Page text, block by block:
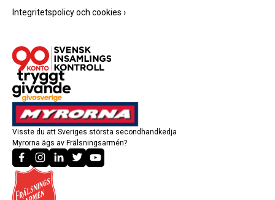
Integritetspolicy och cookies ›
Visste du att Sveriges största secondhandkedja
Myrorna ägs av Frälsningsarmén?